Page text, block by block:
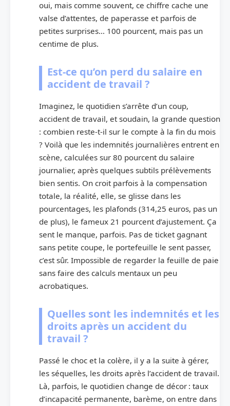
oui, mais comme souvent, ce chiffre cache une
valse d’attentes, de paperasse et parfois de
petites surprises… 100 pourcent, mais pas un
centime de plus.
Est-ce qu’on perd du salaire en
accident de travail ?
Imaginez, le quotidien s’arrête d’un coup,
accident de travail, et soudain, la grande question
: combien reste-t-il sur le compte à la fin du mois
? Voilà que les indemnités journalières entrent en
scène, calculées sur 80 pourcent du salaire
journalier, après quelques subtils prélèvements
bien sentis. On croit parfois à la compensation
totale, la réalité, elle, se glisse dans les
pourcentages, les plafonds (314,25 euros, pas un
de plus), le fameux 21 pourcent d’ajustement. Ça
sent le manque, parfois. Pas de ticket gagnant
sans petite coupe, le portefeuille le sent passer,
c’est sûr. Impossible de regarder la feuille de paie
sans faire des calculs mentaux un peu
acrobatiques.
Quelles sont les indemnités et les
droits après un accident du
travail ?
Passé le choc et la colère, il y a la suite à gérer,
les séquelles, les droits après l’accident de travail.
Là, parfois, le quotidien change de décor : taux
d’incapacité permanente, barème, on entre dans